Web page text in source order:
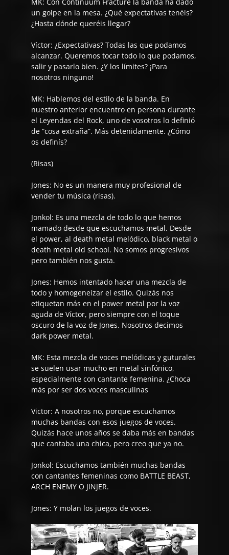
MK: ConContinuum Fracture la banda ha dado
un golpe en la mesa. ¿Qué expectativas tenéis?
¿Hasta dónde queréis llegar?
Víctor: ¿Expectativas? Todas las que podamos
alcanzar. Queremos tocar todo lo que podamos,
salir y pasarlo bien. ¿Y los límites? ¡Para
nosotros ninguno!
MK: Hablemos del estilo de la banda. En
nuestro anterior encuentro en persona durante
el Leyendas del Rock, uno de vosotros lo definió
de “cosa extraña”. Más detenidamente. ¿Cómo
os definís?
(Risas)
Jones: No es un manera muy profesional de
vender tu música (risas).
Jonkol: Es una mezcla de todo lo que hemos
mamado desde que escuchamos metal. Desde
el power, al death metal melódico, black metal o
death metal old school. No somos progresivos
pero también nos gusta.
Jones: Hemos intentado hacer una mezcla de
todo y homogeneizar el estilo. Quizás nos
etiquetan más en el power metal por la voz
aguda de Víctor, pero siempre con el toque
oscuro de la voz de Jones. Nosotros decimos
dark power metal.
MK: Esta mezcla de voces melódicas y guturales
se suelen usar mucho en metal sinfónico,
especialmente con cantante femenina. ¿Choca
más por ser dos voces masculinas
Victor: A nosotros no, porque escuchamos
muchas bandas con esos juegos de voces.
Quizás hace unos años se daba más en bandas
que cantaba una chica, pero creo que ya no.
Jonkol: Escuchamos también muchas bandas
con cantantes femeninas como BATTLE BEAST,
ARCH ENEMY O JINJER.
Jones: Y molan los juegos de voces.